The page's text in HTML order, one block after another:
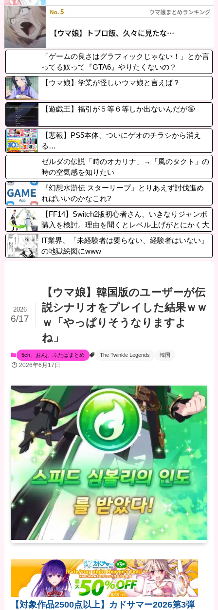
「ゲームの良さはグラフィックじゃない！」とか言
ってる奴って『GTA6』やりたくないの？
【ウマ娘】学業が怪しいウマ娘と言えば？
【遊戯王】福引が５等６等しか出ないんだが🤬
【悲報】PS5本体、ついにゲオのチラシから消え
る…
ゼルダの伝説「時のオカリナ」→「風のタクト」の
時の空気感を知りたい
『幻想水滸伝 スターリープ』とりあえず討伐進め
ればいいのかなこれ?
【FF14】Switch2版初心者さん、いきなりジャンポ
購入を検討。理由を聞くとレベル上げがとにかく大
変なDQ10からの移民だった件
IT業界、「未経験者は要らない、経験者はいない」
の地獄絵図にwww
【ウマ娘】韓国版のユーザーが伝
説シナリオをプレイした結果ｗｗ
ｗ「やっぱりそうなりますよ
ね」
2026
6/17
5ch、おんj、ふたばまとめ The Twinkle Legends 韓国
2026年6月17日
【対象作品2500点以上】カドサマー2026第3弾